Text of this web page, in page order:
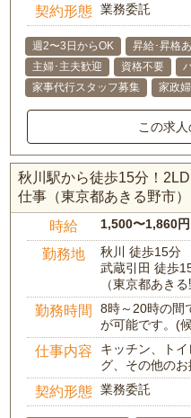
契約形態 業務委託
週2〜3日からOK 昇給･昇格
主婦･主夫歓迎
資格不要
家事代行スタッフ募集
家政
この求
秋川駅から徒歩15分！
仕事（東京都あきる野市）
時給 1,500〜1,860円
勤務地
秋川 徒歩15分
武蔵引田 徒歩
（東京都あきる
勤務時間
8時～20時の間
が可能です。(
仕事内容
キッチン、ト
グ、その他のお
契約形態 業務委託